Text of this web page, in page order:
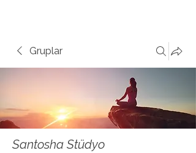
Gruplar
Santosha Stüdyo